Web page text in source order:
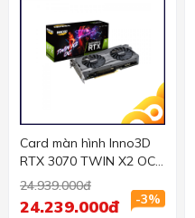
Card màn hình Inno3D
RTX 3070 TWIN X2 OC
8GB LHR
24.939.000đ
-3%
24.239.000đ